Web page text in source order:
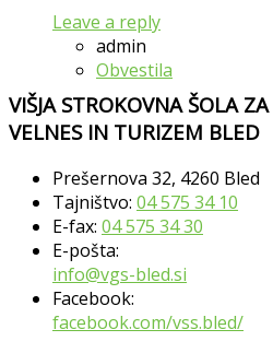
Leave a reply
admin
Obvestila
VIŠJA STROKOVNA ŠOLA
VELNES IN TURIZEM BLED
Prešernova 32, 4260 Bled
Tajništvo: 04 575 34 10
E-fax: 04 575 34 30
E-pošta:
info@vgs-bled.si
Facebook:
facebook.com/vss.bled/